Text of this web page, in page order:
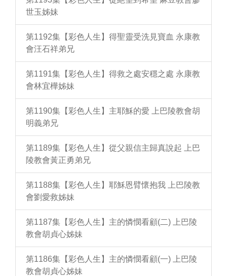
世玉姊妹
第1192集【彩色人生】得聖靈受洗見寶血 永康教
會汪石祥弟兄
第1191集【彩色人生】得救之處安穩之處 永康教
會林宜樺姊妹
第1190集【彩色人生】主耶穌的愛 上巴陵教會胡
明義弟兄
第1189集【彩色人生】從父親信主歸真說起 上巴
陵教會黃正勇弟兄
第1188集【彩色人生】耶穌恩臂懷抱我 上巴陵教
會劉愛救姊妹
第1187集【彩色人生】主的憐憫看顧(二) 上巴陵
教會胡貞心姊妹
第1186集【彩色人生】主的憐憫看顧(一) 上巴陵
教會胡貞心姊妹